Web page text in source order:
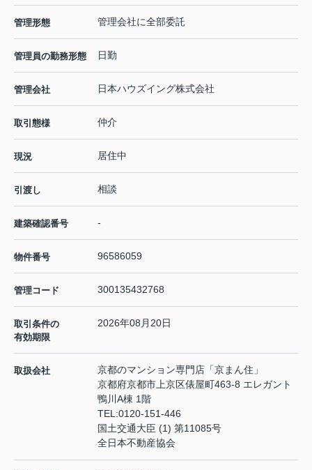
管理形態 管理会社に全部委託
管理員の勤務形態 日勤
管理会社 日本ハウズイング株式会社
取引態様 仲介
現況 居住中
引渡し 相談
建築確認番号 -
物件番号 96586059
管理コード 300135432768
取引条件の
有効期限
2026年08月20日
取扱会社
京都のマンション専門店「京まん住」
京都府京都市上京区俵屋町463-8 エレガント
鴨川A棟 1階
TEL:0120-151-446
国土交通大臣 (1) 第11085号
全日本不動産協会